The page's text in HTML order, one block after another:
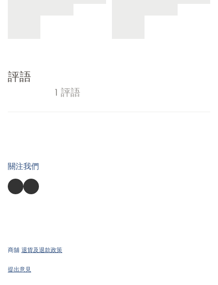
評語
1 評語
關注我們
商舖 退貨及退款政策
提出意見